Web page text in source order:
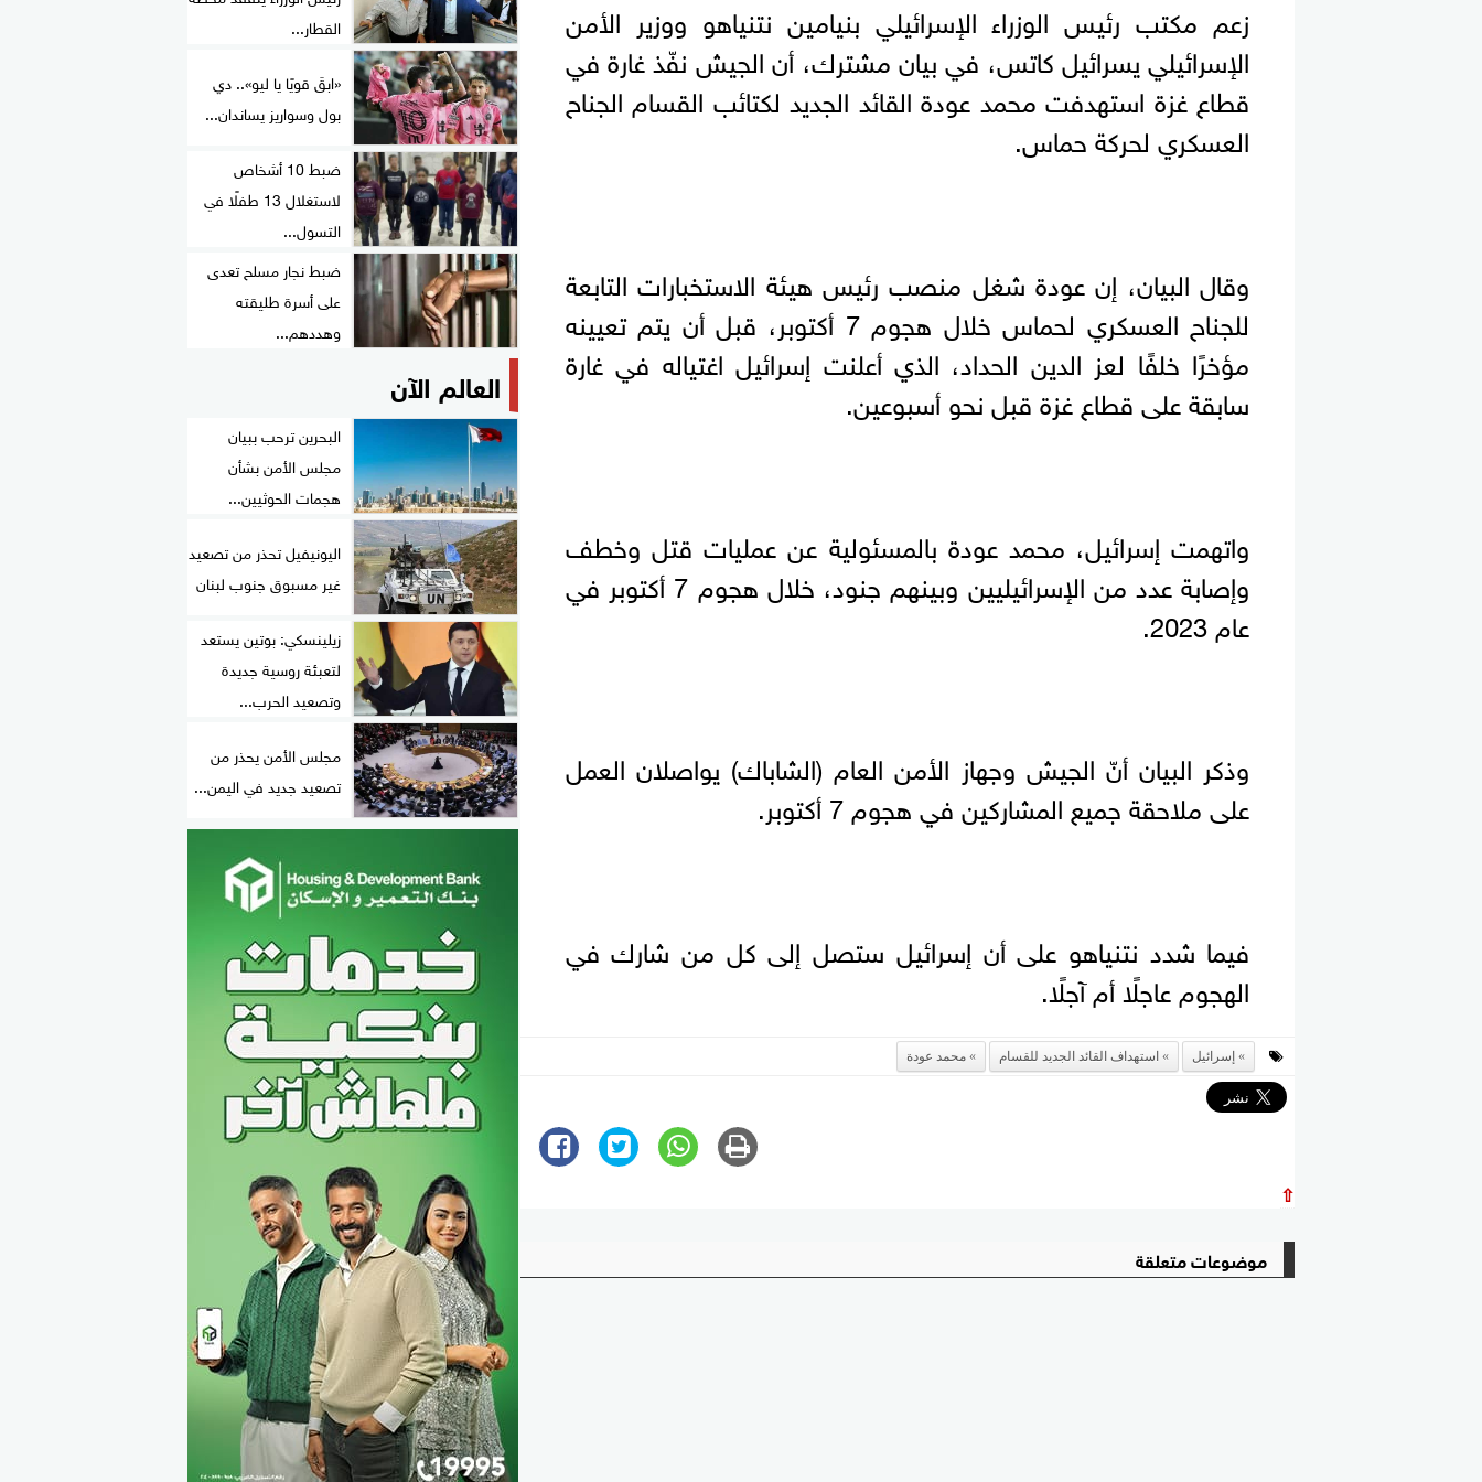
زعم مكتب رئيس الوزراء الإسرائيلي بنيامين نتنياهو ووزير الأمن
الإسرائيلي يسرائيل كاتس، في بيان مشترك، أن الجيش نفّذ غارة في
قطاع غزة استهدفت محمد عودة القائد الجديد لكتائب القسام الجناح
العسكري لحركة حماس.
وقال البيان، إن عودة شغل منصب رئيس هيئة الاستخبارات التابعة
للجناح العسكري لحماس خلال هجوم 7 أكتوبر، قبل أن يتم تعيينه
مؤخرًا خلفًا لعز الدين الحداد، الذي أعلنت إسرائيل اغتياله في غارة
سابقة على قطاع غزة قبل نحو أسبوعين.
واتهمت إسرائيل، محمد عودة بالمسئولية عن عمليات قتل وخطف
وإصابة عدد من الإسرائيليين وبينهم جنود، خلال هجوم 7 أكتوبر في
عام 2023.
وذكر البيان أنّ الجيش وجهاز الأمن العام (الشاباك) يواصلان العمل
على ملاحقة جميع المشاركين في هجوم 7 أكتوبر.
فيما شدد نتنياهو على أن إسرائيل ستصل إلى كل من شارك في
الهجوم عاجلًا أم آجلًا.
إسرائيل استهداف القائد الجديد للقسام محمد عودة
⇧
موضوعات متعلقة
القطار...
«ابقَ قويًا يا ليو».. دي
بول وسواريز يساندان...
ضبط 10 أشخاص
لاستغلال 13 طفلًا في
التسول...
ضبط نجار مسلح تعدى
على أسرة طليقته
وهددهم...
العالم الآن
البحرين ترحب ببيان
مجلس الأمن بشأن
هجمات الحوثيين...
اليونيفيل تحذر من تصعيد
غير مسبوق جنوب لبنان
زيلينسكي: بوتين يستعد
لتعبئة روسية جديدة
وتصعيد الحرب...
مجلس الأمن يحذر من
تصعيد جديد في اليمن...